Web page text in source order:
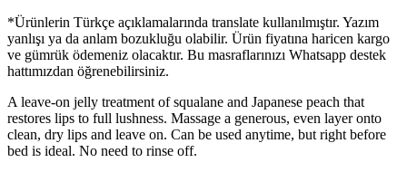
*Ürünlerin Türkçe açıklamalarında translate kullanılmıştır. Yazım
yanlışı ya da anlam bozukluğu olabilir. Ürün fiyatına haricen kargo
ve gümrük ödemeniz olacaktır. Bu masraflarınızı Whatsapp destek
hattımızdan öğrenebilirsiniz.
A leave-on jelly treatment of squalane and Japanese peach that
restores lips to full lushness. Massage a generous, even layer onto
clean, dry lips and leave on. Can be used anytime, but right before
bed is ideal. No need to rinse off.